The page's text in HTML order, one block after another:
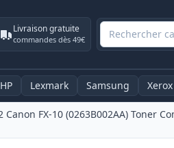
Livraison gratuite
commandes dès 49€
HP Lexmark Samsung Xerox